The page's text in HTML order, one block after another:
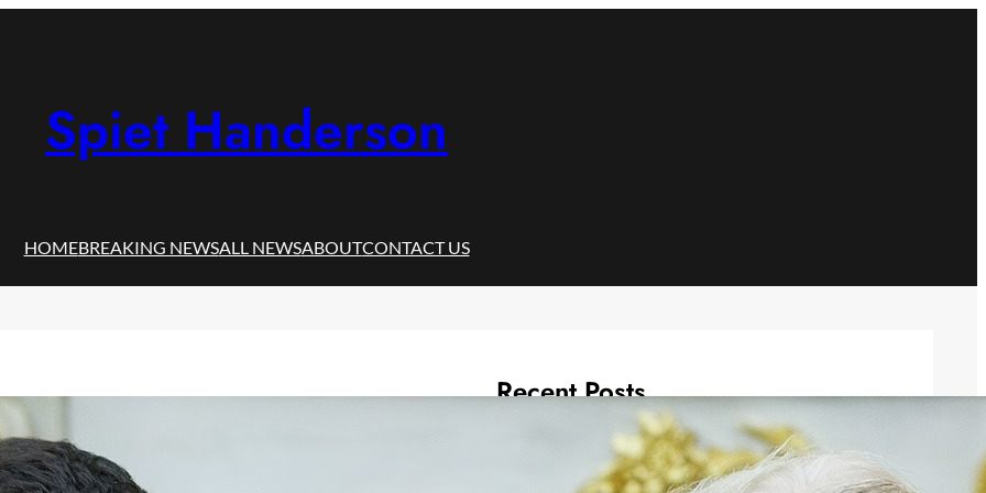
Spiet Handerson
HOMEBREAKING NEWSALL NEWSABOUTCONTACT US
Recent Posts
Bapanas Cabut Izin Edar Beras
Fortifikasi Curang